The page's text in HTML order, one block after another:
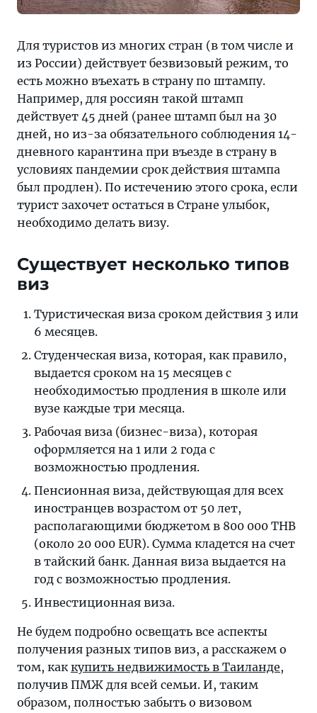
Для туристов из многих стран (в том числе и
из России) действует безвизовый режим, то
есть можно въехать в страну по штампу.
Например, для россиян такой штамп
действует 45 дней (ранее штамп был на 30
дней, но из-за обязательного соблюдения 14-
дневного карантина при въезде в страну в
условиях пандемии срок действия штампа
был продлен). По истечению этого срока, если
турист захочет остаться в Стране улыбок,
необходимо делать визу.
Существует несколько типов
виз
Туристическая виза сроком действия 3 или
6 месяцев.
Студенческая виза, которая, как правило,
выдается сроком на 15 месяцев с
необходимостью продления в школе или
вузе каждые три месяца.
Рабочая виза (бизнес-виза), которая
оформляется на 1 или 2 года с
возможностью продления.
Пенсионная виза, действующая для всех
иностранцев возрастом от 50 лет,
располагающими бюджетом в 800 000 THB
(около 20 000 EUR). Сумма кладется на счет
в тайский банк. Данная виза выдается на
год с возможностью продления.
Инвестиционная виза.
Не будем подробно освещать все аспекты
получения разных типов виз, а расскажем о
том, как купить недвижимость в Таиланде,
получив ПМЖ для всей семьи. И, таким
образом, полностью забыть о визовом